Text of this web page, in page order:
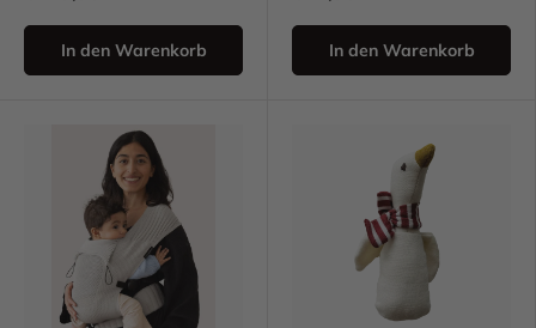
In den Warenkorb In den Warenkorb